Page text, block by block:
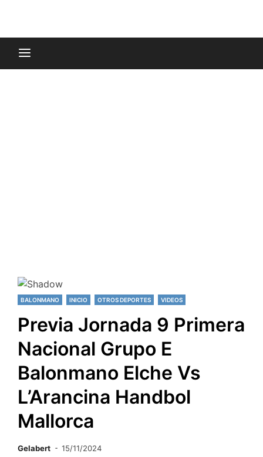
BALONMANO INICIO OTROS DEPORTES VIDEOS
Previa Jornada 9 Primera
Nacional Grupo E
Balonmano Elche Vs
L’Arancina Handbol
Mallorca
Gelabert 15/11/2024